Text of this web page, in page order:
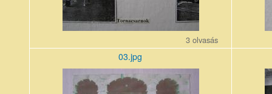
3 olvasás
03.jpg
19_8.jpg